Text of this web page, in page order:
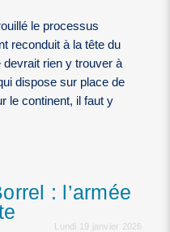
le processus
reconduit à la tête du
rien y trouver à
dispose sur place de
le continent, il faut y
: l’armée
Lundi 19 janvier 2026